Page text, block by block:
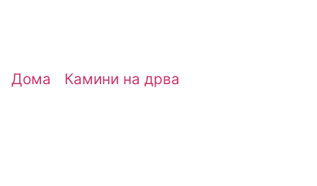
Дома Камини на дрва